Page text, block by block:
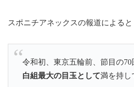
スポニチアネックスの報道によると
令和初、東京五輪前、節目の70
白組最大の目玉として満を持し